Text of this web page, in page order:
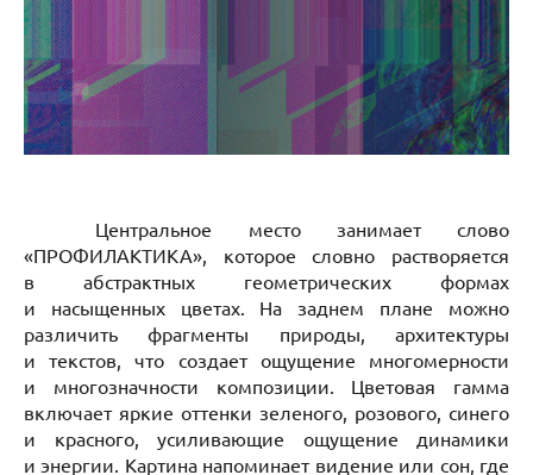
Центральное место занимает слово
«ПРОФИЛАКТИКА», которое словно растворяется
в абстрактных геометрических формах
и насыщенных цветах. На заднем плане можно
различить фрагменты природы, архитектуры
и текстов, что создает ощущение многомерности
и многозначности композиции. Цветовая гамма
включает яркие оттенки зеленого, розового, синего
и красного, усиливающие ощущение динамики
и энергии. Картина напоминает видение или сон, где